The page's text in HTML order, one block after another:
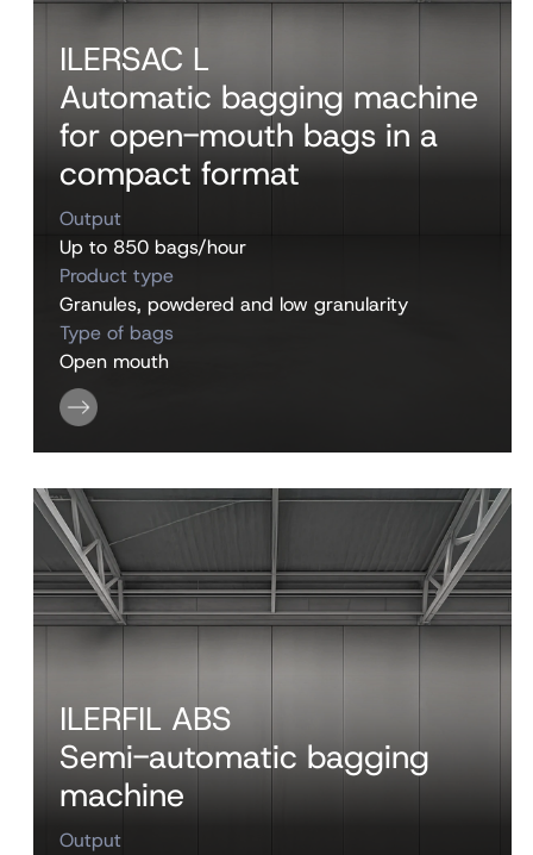
ILERSAC L
Automatic bagging machine
for open-mouth bags in a
compact format
Output
Up to 850 bags/hour
Product type
Granules, powdered and low granularity
Type of bags
Open mouth
ILERFIL ABS
Semi-automatic bagging
machine
Output